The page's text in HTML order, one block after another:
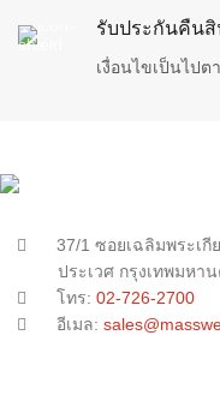
รับประกันคืน
เงื่อนไขเป็นไป
37/1 ซอยเฉลิมพระเกี
ประเวศ กรุงเทพมหา
โทร: 02-726-2700
อีเมล: